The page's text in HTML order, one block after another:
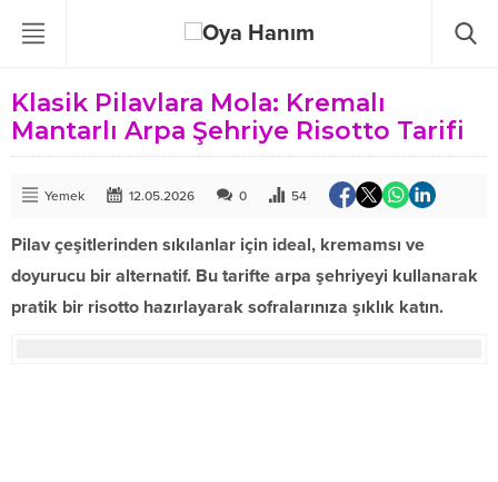
Klasik Pilavlara Mola: Kremalı
Mantarlı Arpa Şehriye Risotto Tarifi
Yemek 12.05.2026 0 54
Pilav çeşitlerinden sıkılanlar için ideal, kremamsı ve
doyurucu bir alternatif. Bu tarifte arpa şehriyeyi kullanarak
pratik bir risotto hazırlayarak sofralarınıza şıklık katın.